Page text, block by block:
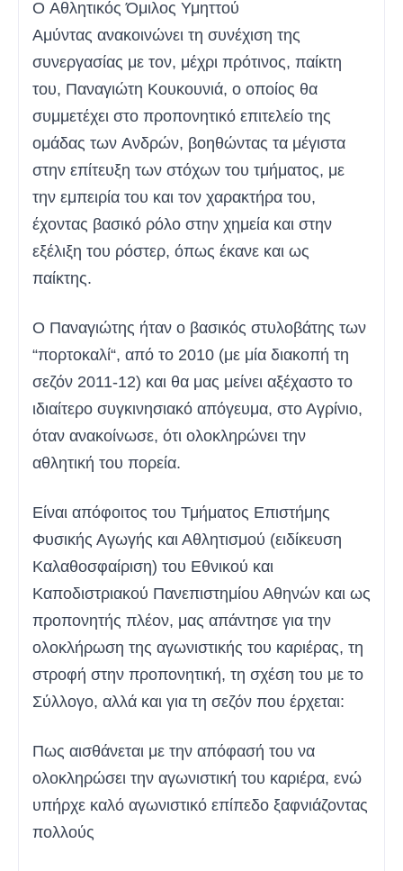
Ο Αθλητικός Όμιλος Υμηττού
Αμύντας ανακοινώνει τη συνέχιση της
συνεργασίας με τον, μέχρι πρότινος, παίκτη
του, Παναγιώτη Κουκουνιά, ο οποίος θα
συμμετέχει στο προπονητικό επιτελείο της
ομάδας των Ανδρών, βοηθώντας τα μέγιστα
στην επίτευξη των στόχων του τμήματος, με
την εμπειρία του και τον χαρακτήρα του,
έχοντας βασικό ρόλο στην χημεία και στην
εξέλιξη του ρόστερ, όπως έκανε και ως
παίκτης.
Ο Παναγιώτης ήταν ο βασικός στυλοβάτης των
“πορτοκαλί“, από το 2010 (με μία διακοπή τη
σεζόν 2011-12) και θα μας μείνει αξέχαστο το
ιδιαίτερο συγκινησιακό απόγευμα, στο Αγρίνιο,
όταν ανακοίνωσε, ότι ολοκληρώνει την
αθλητική του πορεία.
Είναι απόφοιτος του Τμήματος Επιστήμης
Φυσικής Αγωγής και Αθλητισμού (ειδίκευση
Καλαθοσφαίριση) του Εθνικού και
Καποδιστριακού Πανεπιστημίου Αθηνών και ως
προπονητής πλέον, μας απάντησε για την
ολοκλήρωση της αγωνιστικής του καριέρας, τη
στροφή στην προπονητική, τη σχέση του με το
Σύλλογο, αλλά και για τη σεζόν που έρχεται:
Πως αισθάνεται με την απόφασή του να
ολοκληρώσει την αγωνιστική του καριέρα, ενώ
υπήρχε καλό αγωνιστικό επίπεδο ξαφνιάζοντας
πολλούς